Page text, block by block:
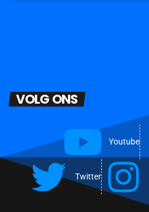
VOLG ONS
Youtube
Twitter